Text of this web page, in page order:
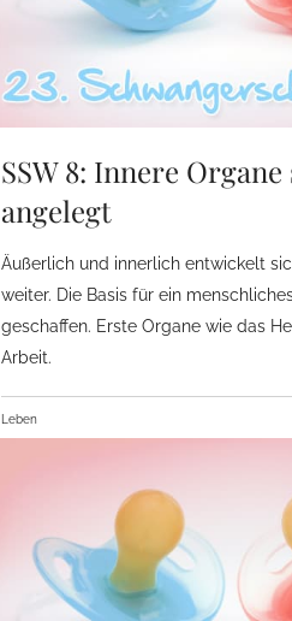
SSW 8: Innere
angelegt
Äußerlich und innerlich entwickelt
weiter. Die Basis für ein
geschaffen. Erste Organe wie das
Arbeit.
Leben